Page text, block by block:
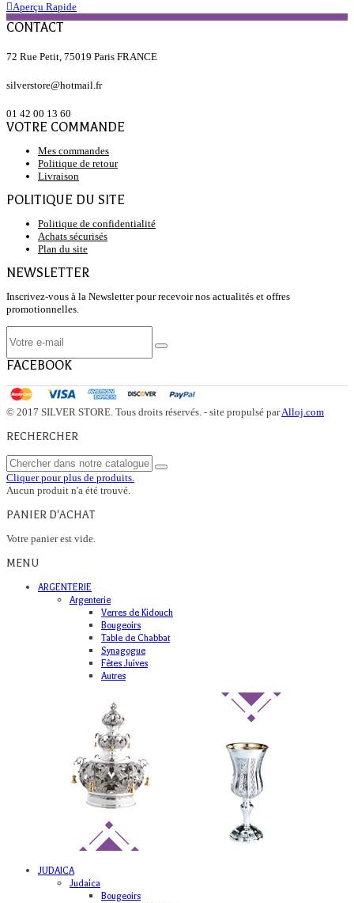
Aperçu Rapide
CONTACT
72 Rue Petit, 75019 Paris FRANCE
silverstore@hotmail.fr
01 42 00 13 60
VOTRE COMMANDE
Mes commandes
Politique de retour
Livraison
POLITIQUE DU SITE
Politique de confidentialité
Achats sécurisés
Plan du site
NEWSLETTER
Inscrivez-vous à la Newsletter pour recevoir nos actualités et offres
promotionnelles.
FACEBOOK
© 2017 SILVER STORE. Tous droits réservés. - site propulsé parAlloj.com
RECHERCHER
Cliquer pour plus de produits.
Aucun produit n'a été trouvé.
PANIER D'ACHAT
Votre panier est vide.
MENU
ARGENTERIE
Argenterie
Verres de Kidouch
Bougeoirs
Table de Chabbat
Synagogue
Fêtes Juives
Autres
JUDAICA
Judaica
Bougeoirs